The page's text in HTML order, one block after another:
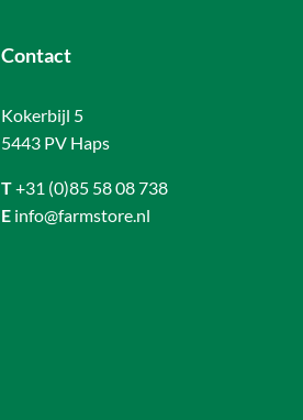
Contact
Kokerbijl 5
5443 PV Haps
T+31 (0)85 58 08 738
E info@farmstore.nl